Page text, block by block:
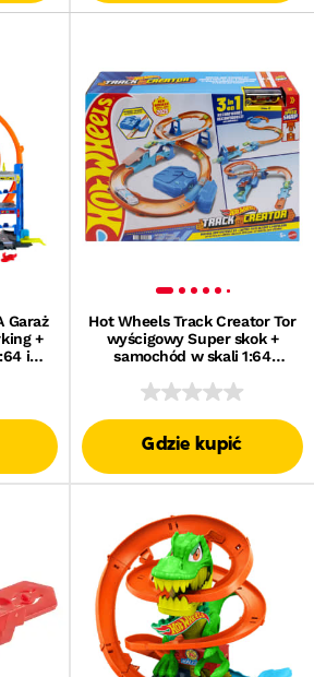
Garaż
+
i
Hot Wheels Track Creator Tor
wyścigowy Super skok +
samochód w skali 1:64
Gdzie kupić